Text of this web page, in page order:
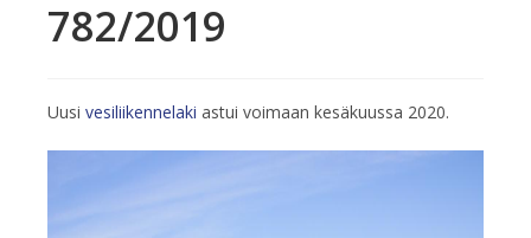
782/2019
Uusi vesiliikennelaki astui voimaan kesäkuussa 2020.